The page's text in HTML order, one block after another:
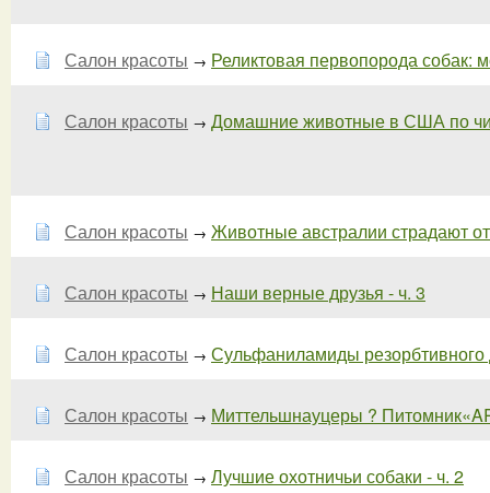
Салон красоты → Реликтовая первопорода собак:
Салон красоты → Домашние животные в США по
Салон красоты → Животные австралии страдают
Салон красоты → Наши верные друзья - ч. 3
Салон красоты → Сульфаниламиды резорбтивного
Салон красоты → Миттельшнауцеры ?
Салон красоты → Лучшие охотничьи собаки - ч. 2